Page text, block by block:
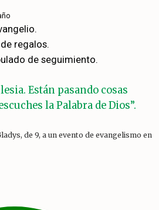
regalos.
de seguimiento.
Están pasando cosas
la Palabra de Dios”.
de 9, a un evento de evangelismo en